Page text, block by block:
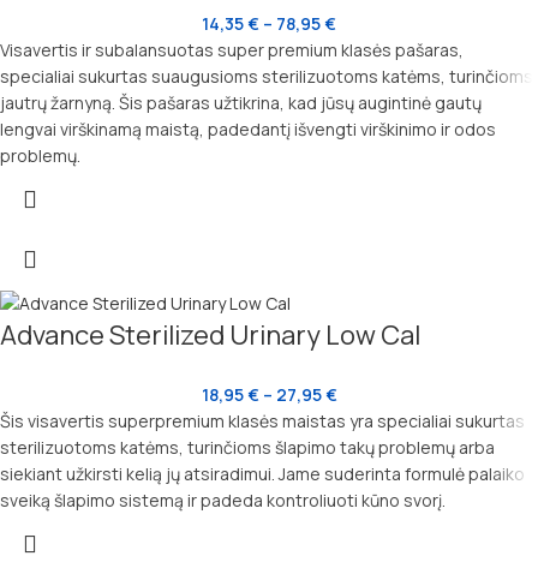
14,35€ – 78,95€
Visavertis ir subalansuotas super premium klasės pašaras,
specialiai sukurtas suaugusioms sterilizuotoms katėms, turinčioms
jautrų žarnyną. Šis pašaras užtikrina, kad jūsų augintinė gautų
lengvai virškinamą maistą, padedantį išvengti virškinimo ir odos
problemų.
Advance Sterilized Urinary Low Cal
18,95€ – 27,95€
Šis visavertis superpremium klasės maistas yra specialiai sukurtas
sterilizuotoms katėms, turinčioms šlapimo takų problemų arba
siekiant užkirsti kelią jų atsiradimui. Jame suderinta formulė palaiko
sveiką šlapimo sistemą ir padeda kontroliuoti kūno svorį.